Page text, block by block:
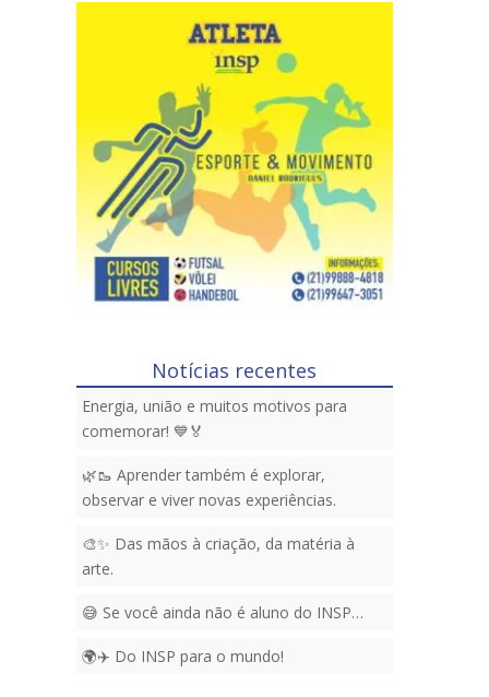
Notícias recentes
Energia, união e muitos motivos para
comemorar! 💙🏅
🌿🥾 Aprender também é explorar,
observar e viver novas experiências.
🎨✨ Das mãos à criação, da matéria à
arte.
😅 Se você ainda não é aluno do INSP…
🌍✈️ Do INSP para o mundo!